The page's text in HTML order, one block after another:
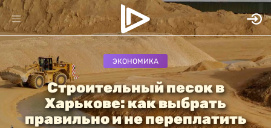
ЭКОНОМИКА
Строительный песок в
Харькове: как выбрать
правильно и не переплатить